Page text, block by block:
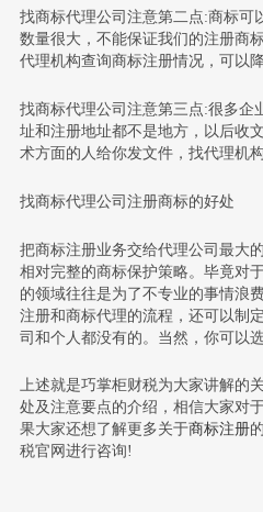
找商标代理公司注意第二点:商标可
数量很大，不能保证我们的注册商
代理机构查询商标注册情况，可以
找商标代理公司注意第三点:很多企
址和注册地址都不是地方，以后收
术方面的人给你发文件，找代理机
找商标代理公司注册商标的好处
把商标注册业务交给代理公司最大
相对完整的商标保护策略。毕竟对
的领域往往是为了不专业的事情浪
注册和商标代理的流程，还可以制
司和个人都没有的。当然，你可以
上述就是巧掌柜财税为大家讲解的
处及注意要点的介绍，相信大家对
果大家还想了解更多关于商标注册
税官网进行咨询!